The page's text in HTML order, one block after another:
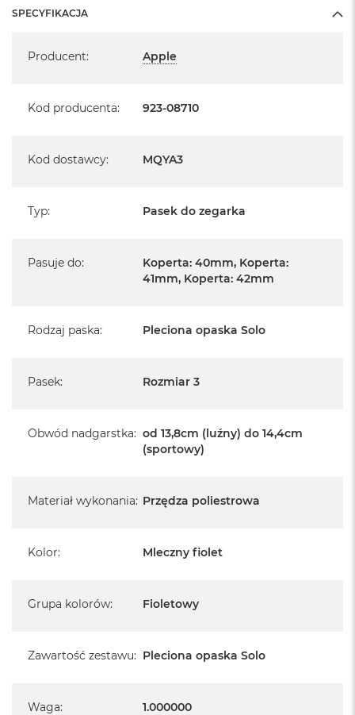
SPECYFIKACJA
Producent: Apple
Kod producenta: 923-08710
Kod dostawcy: MQYA3
Typ: Pasek do zegarka
Pasuje do:
Koperta: 40mm, Koperta:
41mm, Koperta: 42mm
Rodzaj paska: Pleciona opaska Solo
Pasek: Rozmiar 3
Obwód nadgarstka: od 13,8cm (luźny) do 14,4cm
(sportowy)
Materiał wykonania: Przędza poliestrowa
Kolor: Mleczny fiolet
Grupa kolorów: Fioletowy
Zawartość zestawu: Pleciona opaska Solo
Waga: 1.000000